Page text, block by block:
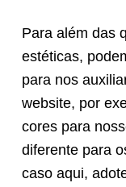
Para além das
estéticas,
para nos
website, por
cores para
diferente para
caso aqui,